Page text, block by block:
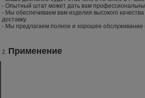
- Опытный штат может дать вам
- Мы обеспечиваем вам изделия высокого
доставку.
- Мы предлагаем полное и хорошее обслуживание
2. Применение